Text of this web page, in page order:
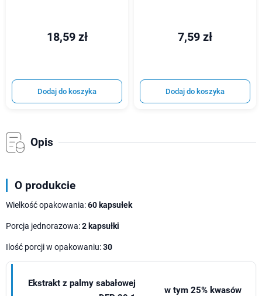
18,59 zł
Dodaj do koszyka
7,59 zł
Dodaj do koszyka
Opis
O produkcie
Wielkość opakowania:60 kapsułek
Porcja jednorazowa:2 kapsułki
Ilość porcji w opakowaniu:30
Ekstrakt z palmy sabałowej
w tym 25% kwasów